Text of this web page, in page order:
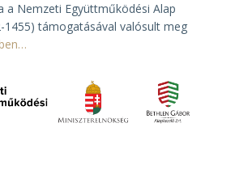
a Nemzeti Együttműködési Alap
1455) támogatásával valósult meg